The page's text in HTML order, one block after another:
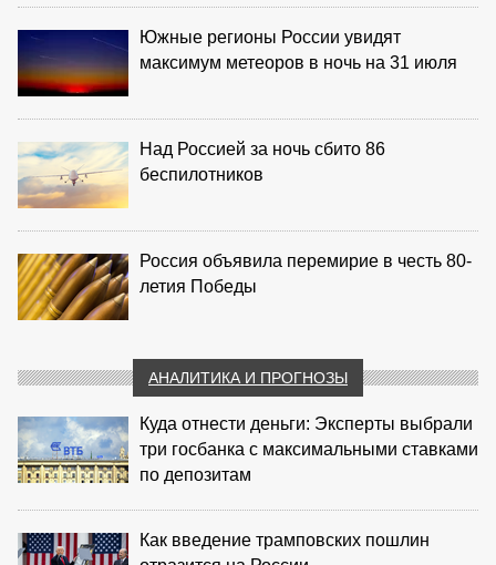
Южные регионы России увидят
максимум метеоров в ночь на 31 июля
Над Россией за ночь сбито 86
беспилотников
Россия объявила перемирие в честь 80-
летия Победы
АНАЛИТИКА И ПРОГНОЗЫ
Куда отнести деньги: Эксперты выбрали
три госбанка с максимальными ставками
по депозитам
Как введение трамповских пошлин